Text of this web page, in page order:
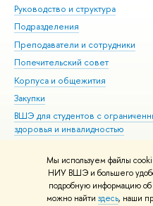
Мы используем файлы
НИУ ВШЭ и большего
подробную информацию об
можно найти здесь, наши
Руководство и структура
Подразделения
Преподаватели и сотрудники
Попечительский совет
Корпуса и общежития
Закупки
ВШЭ для студентов с
здоровья и инвалидностью
Единая платежная страница